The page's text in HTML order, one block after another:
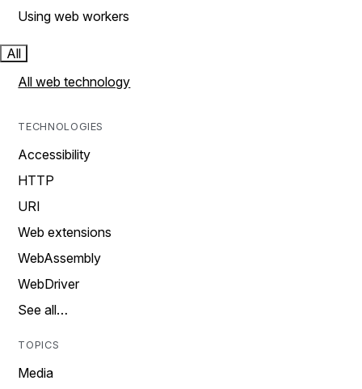
Using web workers
All
All web technology
TECHNOLOGIES
Accessibility
HTTP
URI
Web extensions
WebAssembly
WebDriver
See all…
TOPICS
Media